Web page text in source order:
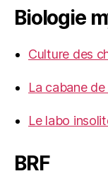
Biologie
Culture des
La cabane de
Le labo
BRF